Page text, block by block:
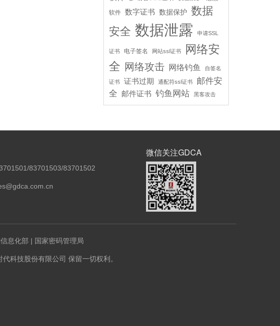
软件 数字证书 数据保护 数据
安全 数据泄露 申请SSL
证书 电子签名 网站ssl证书
网络安
全 网络攻击 网络钓鱼 自签名
证书 证书过期 通配符ssl证书
邮件安
全
邮件证书 钓鱼网站 黑客攻击
83701503/83701502
微信关注GDCA
息化部 | 国家密码管理局
科技股份有限公司 保留一切权利。